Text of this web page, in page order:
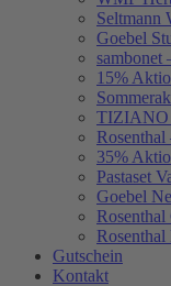
Seltmann
Goebel
sambonet
15%
TIZIANO
35%
Pastaset
Goebel
Gutschein
Kontakt